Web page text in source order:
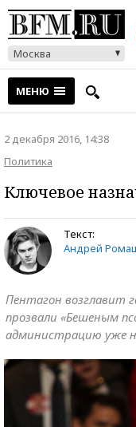
Москва
МЕНЮ
2 декабря 2016, 14:38
Политика
Ключевое
Текст:
Андрей
Пентагон возглавит
прозвали «Бешеным
администрацию уже